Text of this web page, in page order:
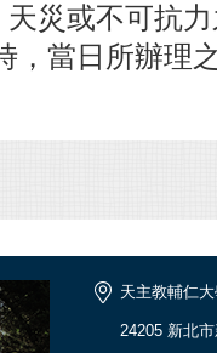
災或不可抗
，當日所辦理
天主教輔仁
24205 新北